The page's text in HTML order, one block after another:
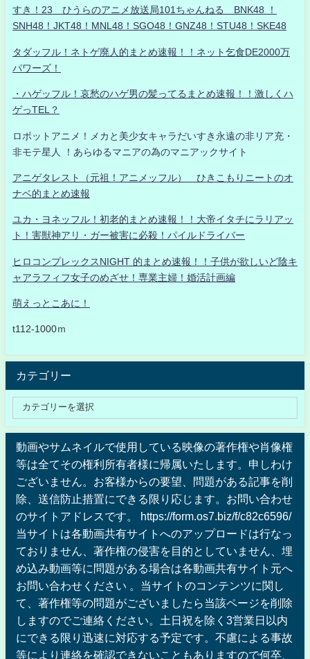
すき！23 ひうらのアニメ放送局101ちゃんねる BNK48 ！
SNH48！JKT48！MNL48！SGO48！GNZ48！STU48！SKE48
タダッフル！ネトゲ廃人的まとめ速報！！ネット乞食DE2000万
パワーズ！
・ハゲッフル！哀愁のハゲ男の髪ってるまとめ速報！！激しくハ
ゲっTEL？
ロボットアニメ！メカと美少女キャラだいすき永遠の非リア充・
非モテ星人 ！あらゆるマニアの為のマニアックサイト
アニゲタレスト（元祖！アニメッフル） ひきこもりニートのオ
ナベ的まとめ速報
ユカ・ヨネッフル！初老的まとめ速報！！大帝イタチにラリアッ
ト！害獣神アリ・ガー被害に必殺！パイルドライバー
ヒロコンプレックスNIGHT 的まとめ速報！！子供が欲しいど陰キ
ャアラフィフ女子のめざせ！専業主婦！婚活計画編
萌えっとこあに！
t112-1000ｍ
カテゴリー
動画やサムネイルで使用している映像の著作権や肖像権
等は全てその権利所有者様に帰属いたします。申しわけ
ございません。お客様からの要望、問題がある記事を削
除、送信防止措置にできる限り応じます。お問い合わせ
のサイトアドレスです。 https://form.os7.biz/f/c82c6596/
当サイトは各動画共有サイトへのアップロードは行なっ
ておりません、著作権の侵害を目的としていません、埋
め込み動画等に問題がある場合は各動画共有サイト元へ
お問い合わせください 。当サイトのコンテンツに関し
て、著作権等の問題がございましたら当該ページを削除
しますのでご連絡ください。土日祝を除く3営業日以内
にできる限り迅速に対応する予定です。不慮による事故
等により連絡を確認できないこともありますので何卒、